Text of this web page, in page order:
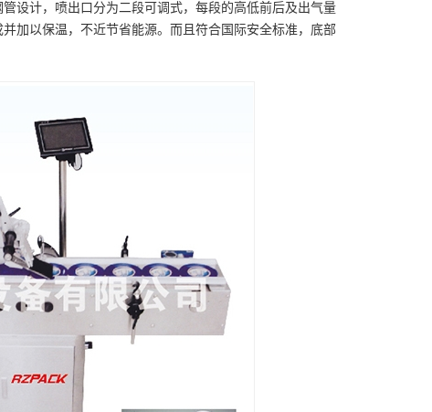
设计，喷出口分为二段可调式，每段的高低前后及出气量
加以保温，不近节省能源。而且符合国际安全标准，底部